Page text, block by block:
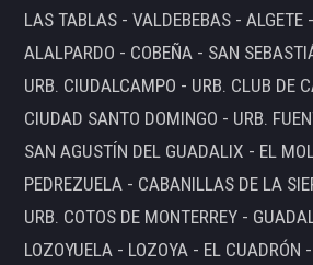
LAS TABLAS - VALDEBEBAS - ALGETE
ALALPARDO - COBEÑA - SAN
URB. CIUDALCAMPO - URB. CLUB DE
CIUDAD SANTO DOMINGO - URB.
SAN AGUSTÍN DEL GUADALIX - EL
PEDREZUELA - CABANILLAS DE LA
URB. COTOS DE MONTERREY -
LOZOYUELA - LOZOYA - EL CUADRÓN